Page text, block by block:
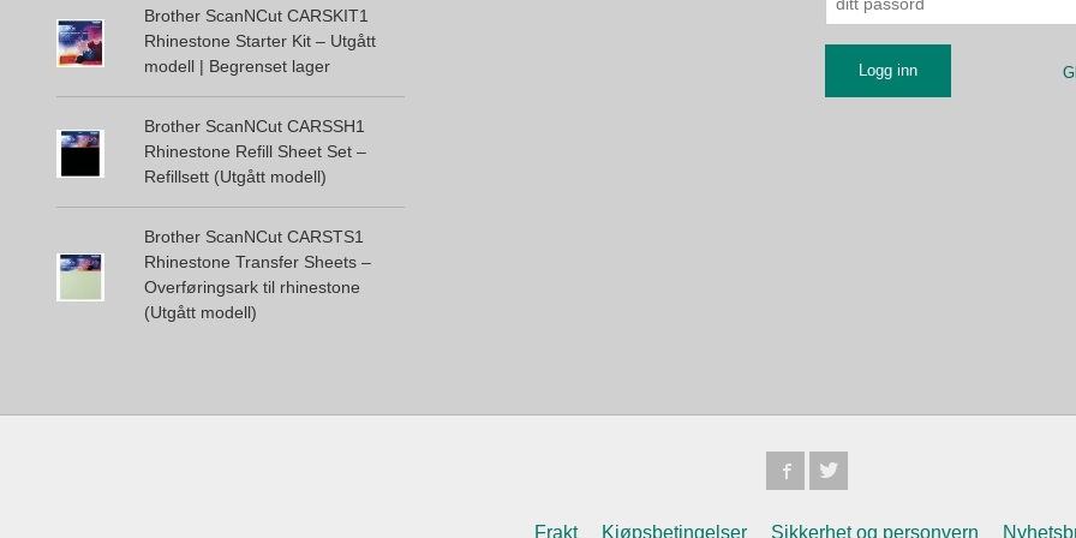
Brother ScanNCut CARSKIT1
Rhinestone Starter Kit – Utgått
modell | Begrenset lager
Brother ScanNCut CARSSH1
Rhinestone Refill Sheet Set –
Refillsett (Utgått modell)
Brother ScanNCut CARSTS1
Rhinestone Transfer Sheets –
Overføringsark til rhinestone
(Utgått modell)
Frakt Kjøpsbetingelser Sikkerhet og personvern